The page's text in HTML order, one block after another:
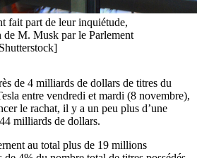
fait part de leur inquiétude,
de M. Musk par le Parlement
de 4 milliards de dollars de titres du
entre vendredi et mardi (8 novembre),
le rachat, il y a un peu plus d’une
milliards de dollars.
au total plus de 19 millions